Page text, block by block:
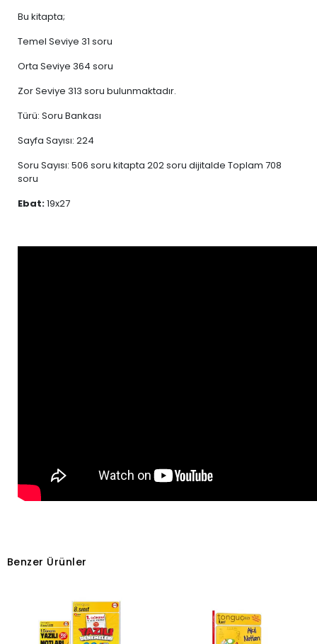
Bu kitapta;
Temel Seviye 31 soru
Orta Seviye 364 soru
Zor Seviye 313 soru bulunmaktadır.
Türü: Soru Bankası
Sayfa Sayısı: 224
Soru Sayısı: 506 soru kitapta 202 soru dijitalde Toplam 708
soru
Ebat:19x27
Benzer Ürünler